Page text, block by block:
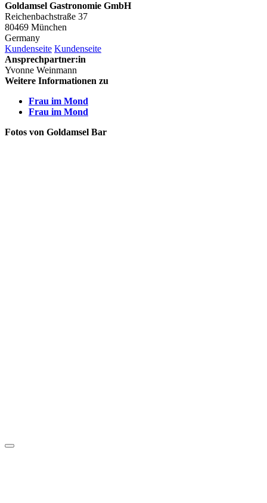
Goldamsel Gastronomie GmbH
Reichenbachstraße 37
80469 München
Germany
Kundenseite Kundenseite
Ansprechpartner:in
Yvonne Weinmann
Weitere Informationen zu
Frau im Mond
Frau im Mond
Fotos von Goldamsel Bar